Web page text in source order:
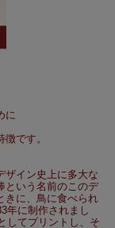
に
です。
ザイン史上に多大な
という名前のこのデ
きに、鳥に食べられ
年に制作されまし
してプリントし、そ